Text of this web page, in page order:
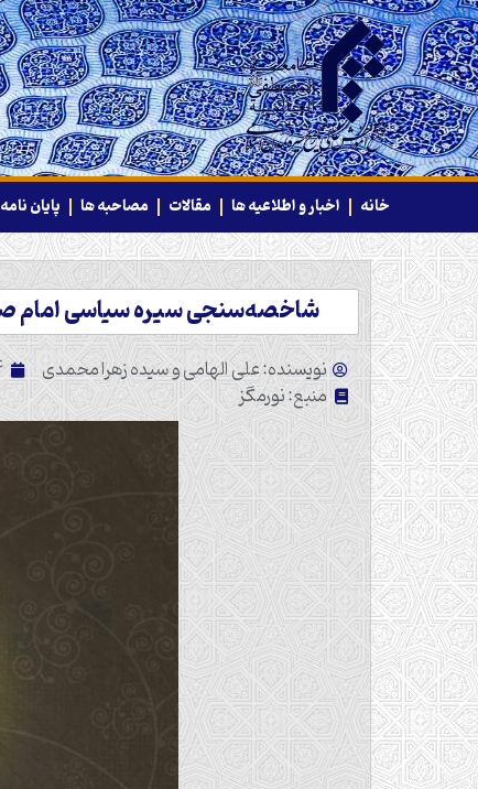
خانه اخبار و اطلاعیه ها مقالات مصاحبه ها پایان
شاخصه‌سنجی سیره سیاسی امام
نویسنده: علی الهامی و سیده زهرا محمدی 14
منبع: نورمگز